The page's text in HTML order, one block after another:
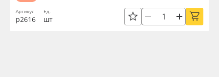
Артикул
р2616
Ед.
шт